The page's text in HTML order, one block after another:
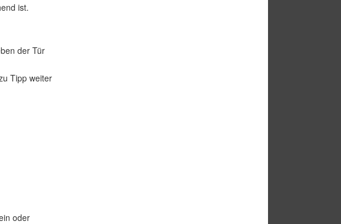
ist.
der Tür
Tipp weiter
oder